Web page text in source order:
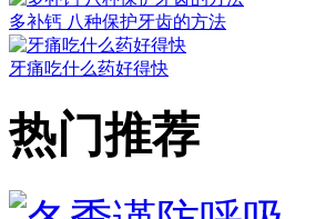
多补钙 八种保护牙齿的方法
牙痛吃什么药好得快
热门推荐